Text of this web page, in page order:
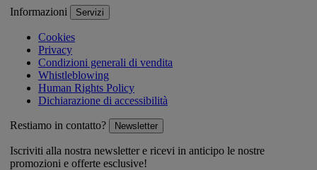
Informazioni Servizi
Cookies
Privacy
Condizioni generali di vendita
Whistleblowing
Human Rights Policy
Dichiarazione di accessibilità
Restiamo in contatto? Newsletter
Iscriviti alla nostra newsletter e ricevi in anticipo le nostre
promozioni e offerte esclusive!